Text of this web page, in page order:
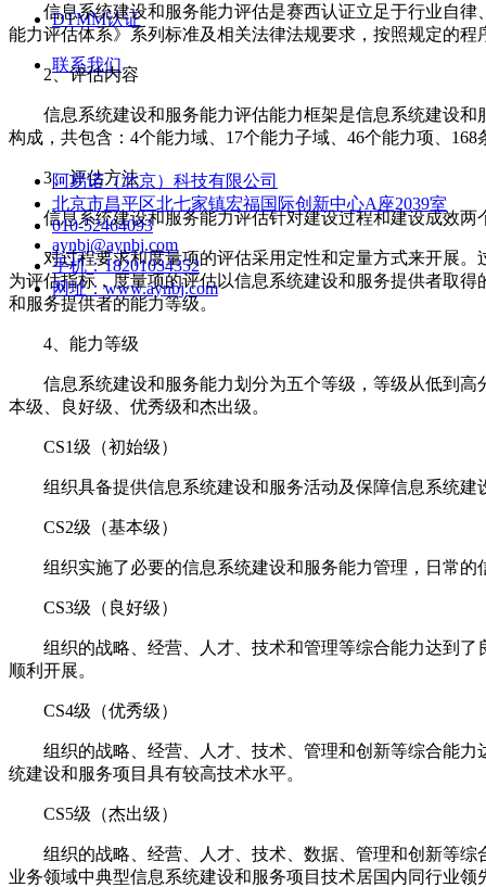
DTMM认证
联系我们
信息系统建设和服务能力评估是赛西认证立足于行业自律
能力评估体系》系列标准及相关法律法规要求，按照规定的
2、评估内容
信息系统建设和服务能力评估能力框架是信息系统建设和
构成，共包含：4个能力域、17个能力子域、46个能力项、
3、评估方法
信息系统建设和服务能力评估针对建设过程和建设成效两
对过程要求和度量项的评估采用定性和定量方式来开展。
为评估指标，度量项的评估以信息系统建设和服务提供者取
和服务提供者的能力等级。
4、能力等级
信息系统建设和服务能力划分为五个等级，等级从低到高
本级、良好级、优秀级和杰出级。
CS1级（初始级）
组织具备提供信息系统建设和服务活动及保障信息系统建
CS2级（基本级）
组织实施了必要的信息系统建设和服务能力管理，日常的
CS3级（良好级）
组织的战略、经营、人才、技术和管理等综合能力达到了
顺利开展。
CS4级（优秀级）
组织的战略、经营、人才、技术、管理和创新等综合能力
统建设和服务项目具有较高技术水平。
CS5级（杰出级）
组织的战略、经营、人才、技术、数据、管理和创新等综
业务领域中典型信息系统建设和服务项目技术居国内同行业领
阿易诺（北京）科技有限公司
北京市昌平区北七家镇宏福国际创新中心A座2039室
010-52464093
aynbj@aynbj.com
手机：18201034352
网址：www.aynbj.com